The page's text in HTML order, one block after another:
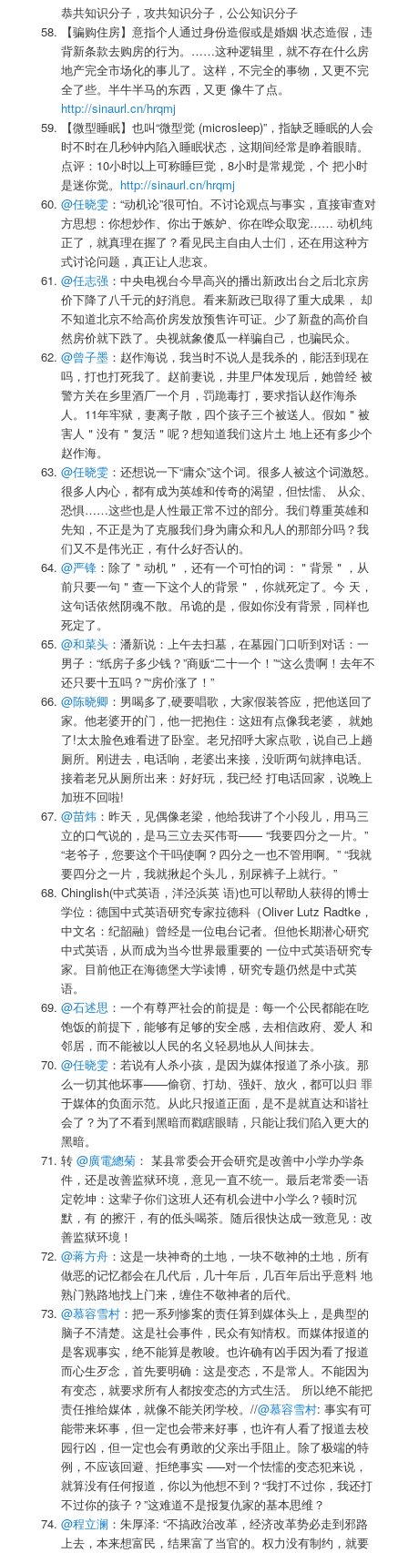
恭共知识分子，攻共知识分子，公公知识分子
【骗购住房】意指个人通过身份造假或是婚姻 状态造假，违
背新条款去购房的行为。……这种逻辑里，就不存在什么房
地产完全市场化的事儿了。这样，不完全的事物，又更不完
全了些。半牛半马的东西，又更 像牛了点。
http://sinaurl.cn/hrqmj
【微型睡眠】也叫“微型觉 (microsleep)”，指缺乏睡眠的人会
时不时在几秒钟内陷入睡眠状态，这期间经常是睁着眼睛。
点评：10小时以上可称睡巨觉，8小时是常规觉，个 把小时
是迷你觉。 http://sinaurl.cn/hrqmj
@任晓雯：“动机论”很可怕。不讨论观点与事实，直接审查对
方思想：你想炒作、你出于嫉妒、你在哗众取宠…… 动机纯
正了，就真理在握了？看见民主自由人士们，还在用这种方
式讨论问题，真正让人悲哀。
@任志强：中央电视台今早高兴的播出新政出台之后北京房
价下降了八千元的好消息。看来新政已取得了重大成果， 却
不知道北京不给高价房发放预售许可证。少了新盘的高价自
然房价就下跌了。央视就象傻瓜一样骗自己，也骗民众。
@曾子墨：赵作海说，我当时不说人是我杀的，能活到现在
吗，打也打死我了。赵前妻说，井里尸体发现后，她曾经 被
警方关在乡里酒厂一个月，罚跪毒打，要求指认赵作海杀
人。11年牢狱，妻离子散，四个孩子三个被送人。假如＂被
害人＂没有＂复活＂呢？想知道我们这片土 地上还有多少个
赵作海。
@任晓雯：还想说一下“庸众”这个词。很多人被这个词激怒。
很多人内心，都有成为英雄和传奇的渴望，但怯懦、 从众、
恐惧……这些也是人性最正常不过的部分。我们尊重英雄和
先知，不正是为了克服我们身为庸众和凡人的那部分吗？我
们又不是伟光正，有什么好否认的。
@严锋：除了＂动机＂，还有一个可怕的词：＂背景＂，从
前只要一句＂查一下这个人的背景＂，你就死定了。今 天，
这句话依然阴魂不散。吊诡的是，假如你没有背景，同样也
死定了。
@和菜头：潘新说：上午去扫墓，在墓园门口听到对话：一
男子：“纸房子多少钱？”商贩“二十一个！”“这么贵啊！去年不
还只要十五吗？”“房价涨了！”
@陈晓卿 ：男喝多了,硬要唱歌，大家假装答应，把他送回了
家。他老婆开的门，他一把抱住：这妞有点像我老婆， 就她
了!太太脸色难看进了卧室。老兄招呼大家点歌，说自己上趟
厕所。刚进去，电话响，老婆出来接，没听两句就摔电话。
接着老兄从厕所出来：好好玩，我已经 打电话回家，说晚上
加班不回啦!
@苗炜：昨天，见偶像老梁，他给我讲了个小段儿，用马三
立的口气说的，是马三立去买伟哥—— “我要四分之一片。”
“老爷子，您要这个干吗使啊？四分之一也不管用啊。” “我就
要四分之一片，我就揪起个头儿，别尿裤子上就行。”
Chinglish(中式英语，洋泾浜英 语)也可以帮助人获得的博士
学位：德国中式英语研究专家拉德科（Oliver Lutz Radtke，
中文名： 纪韶融）曾经是一位电台记者。但他长期潜心研究
中式英语，从而成为当今世界最重要的 一位中式英语研究专
家。目前他正在海德堡大学读博，研究专题仍然是中式英
语。
@石述思 ：一个有尊严社会的前提是：每一个公民都能在吃
饱饭的前提下，能够有足够的安全感，去相信政府、爱人 和
邻居，而不能被以人民的名义轻易地从人间抹去。
@任晓雯：若说有人杀小孩，是因为媒体报道了杀小孩。那
么一切其他坏事——偷窃、打劫、强奸、放火，都可以归 罪
于媒体的负面示范。从此只报道正面，是不是就直达和谐社
会了？为了不看到黑暗而戳瞎眼睛，只能让我们陷入更大的
黑暗。
转 @廣電總菊： 某县常委会开会研究是改善中小学办学条
件，还是改善监狱环境，意见一直不统一。最后老常委一语
定乾坤：这辈子你们这班人还有机会进中小学么？顿时沉
默，有 的擦汗，有的低头喝茶。随后很快达成一致意见：改
善监狱环境！
@蒋方舟：这是一块神奇的土地，一块不敬神的土地，所有
做恶的记忆都会在几代后，几十年后，几百年后出乎意料 地
熟门熟路地找上门来，缠住不敬神者的后代。
@慕容雪村：把一系列惨案的责任算到媒体头上，是典型的
脑子不清楚。这是社会事件，民众有知情权。而媒体报道的
是客观事实，绝不能算是教唆。也许确有凶手因为看了报道
而心生歹念，首先要明确：这是变态，不是常人。不能因为
有变态，就要求所有人都按变态的方式生活。 所以绝不能把
责任推给媒体，就像不能关闭学校。//@慕容雪村: 事实有可
能带来坏事，但一定也会带来好事，也许有人看了报道去校
园行凶，但一定也会有勇敢的父亲出手阻止。除了极端的特
例，不应该回避、拒绝事实 —–对一个怯懦的变态犯来说，
就算没有任何报道，你以为他想不到？“我打不过你，我还打
不过你的孩子？”这难道不是报复仇家的基本思维？
@程立澜 ：朱厚泽: “不搞政治改革，经济改革势必走到邪路
上去，本来想富民，结果富了当官的。权力没有制约，就要